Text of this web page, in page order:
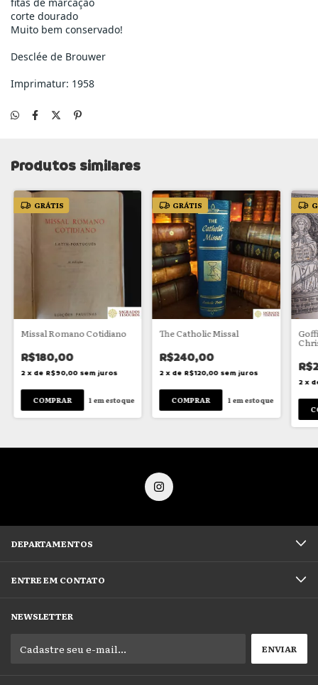
corte dourado
Muito bem conservado!
Desclée de Brouwer
Imprimatur: 1958
Produtos similares
GRÁTIS
Missal Romano Cotidiano
R$180,00
2 x de R$90,00 sem juros
1 em estoque
GRÁTIS
The Catholic Missal
R$240,00
2 x de R$120,00 sem juros
1 em estoque
2 x
DEPARTAMENTOS
ENTRE EM CONTATO
NEWSLETTER